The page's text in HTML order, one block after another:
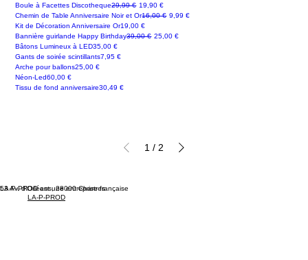
Boule à Facettes DiscothequePrix original
29,99 € Prix promotionnel
19,90 €
Chemin de Table Anniversaire Noir et OrPrix original
16,00 € Prix promotionnel
9,99 €
Kit de Décoration Anniversaire OrPrix
19,00 €
Bannière guirlande Happy BirthdayPrix original
39,00 € Prix promotionnel
25,00 €
Bâtons Lumineux à LEDPrix
35,00 €
Gants de soirée scintillantsPrix
7,95 €
Arche pour ballonsPrix
25,00 €
Néon-LedPrix
60,00 €
Tissu de fond anniversairePrix
30,49 €
1 / 2
LA-P-PROD
53 Av. d'Orléans, 28000 Chartres
LA-P-PROD est une entreprise française